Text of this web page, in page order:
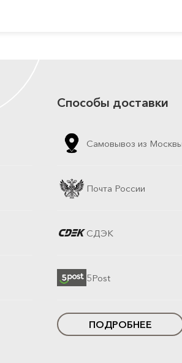
Способы доставки
Самовывоз из
Почта России
СДЭК
5Post
ПОДРОБНЕЕ